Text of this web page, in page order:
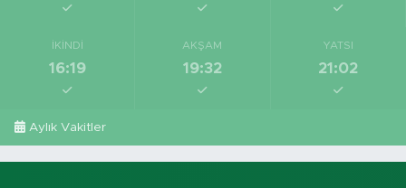
İKINDI
16:19
AKŞAM
19:32
YATSI
21:02
Aylık Vakitler